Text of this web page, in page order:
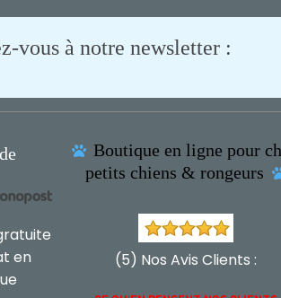
vous à notre newsletter :
en
 Boutique en ligne pour
petits chiens & rongeurs
(5) Nos Avis Clients :